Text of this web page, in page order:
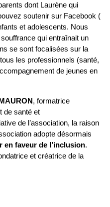
dont Laurène qui
soutenir sur Facebook (
et adolescents. Nous
qui entraînait un
se sont focalisées sur la
les professionnels (santé,
de jeunes en
, formatrice
de santé et
de l’association, la raison
adopte désormais
faveur de l’inclusion.
et créatrice de la